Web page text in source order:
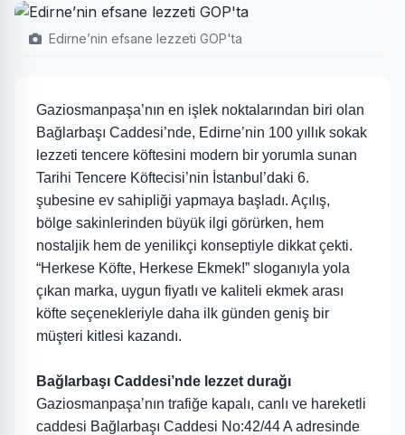
Edirne’nin efsane lezzeti GOP'ta
Gaziosmanpaşa’nın en işlek noktalarından biri olan
Bağlarbaşı Caddesi’nde, Edirne’nin 100 yıllık sokak
lezzeti tencere köftesini modern bir yorumla sunan
Tarihi Tencere Köftecisi’nin İstanbul’daki 6.
şubesine ev sahipliği yapmaya başladı. Açılış,
bölge sakinlerinden büyük ilgi görürken, hem
nostaljik hem de yenilikçi konseptiyle dikkat çekti.
“Herkese Köfte, Herkese Ekmek!” sloganıyla yola
çıkan marka, uygun fiyatlı ve kaliteli ekmek arası
köfte seçenekleriyle daha ilk günden geniş bir
müşteri kitlesi kazandı.
Bağlarbaşı Caddesi’nde lezzet durağı
Gaziosmanpaşa’nın trafiğe kapalı, canlı ve hareketli
caddesi Bağlarbaşı Caddesi No:42/44 A adresinde